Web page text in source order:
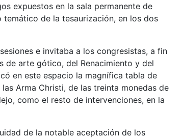
expuestos en la sala permanente de
de la tesaurización, en los dos
e invitaba a los congresistas, a fin
de arte gótico, del Renacimiento y del
en este espacio la magnífica tabla de
Arma Christi, de las treinta monedas de
como el resto de intervenciones, en la
de la notable aceptación de los